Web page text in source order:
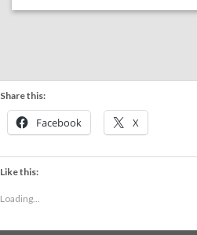
Share this:
Facebook X
Like this:
Loading...